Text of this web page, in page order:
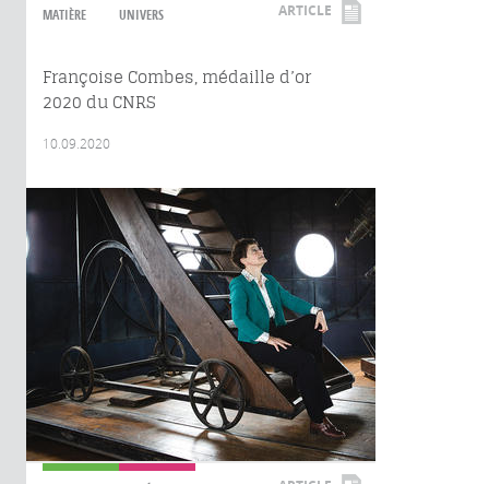
MATIÈRE UNIVERS ARTICLE
Françoise Combes, médaille d’or
2020 du CNRS
10.09.2020